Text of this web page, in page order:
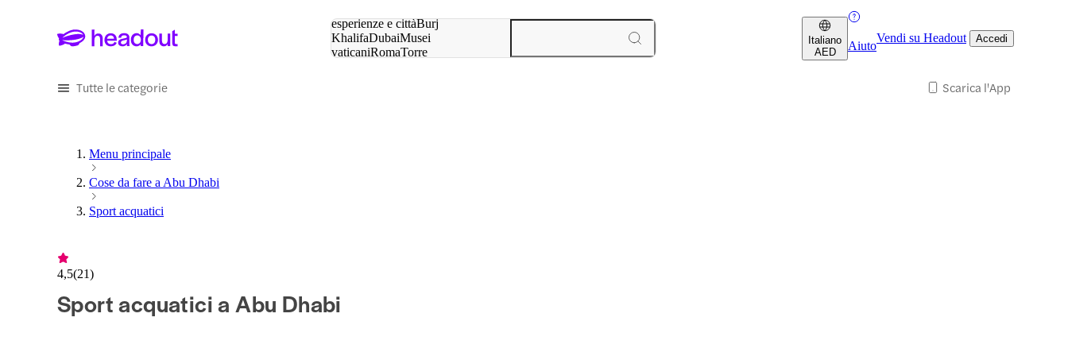
esperienze e cittàBurj
KhalifaDubaiMusei
vaticaniRomaTorre
Italiano
AED
Aiuto
Vendi su Headout Accedi
Tutte le categorie Scarica l'App
Menu principale
Cose da fare a Abu Dhabi
Sport acquatici
4,5(21)
Sport acquatici a Abu Dhabi